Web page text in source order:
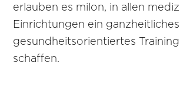
erlauben es milon, in allen
Einrichtungen ein
gesundheitsorientiertes
schaffen.